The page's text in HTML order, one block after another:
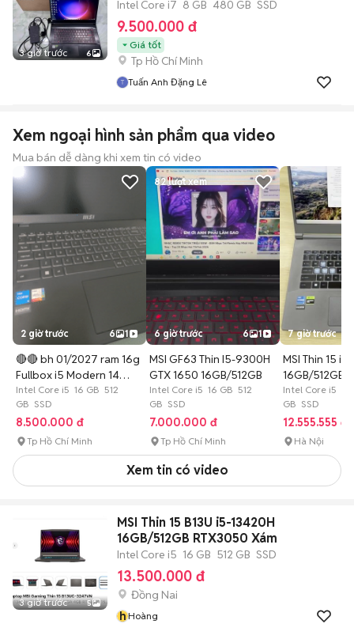
3 giờ trước 6
Intel Core i7 8 GB 480 GB SSD
9.500.000 đ
Giá tốt
Tp Hồ Chí Minh
Tuấn Anh Đặng Lê
Xem ngoại hình sản phẩm qua video
Mua bán dễ dàng khi xem tin có video
2 giờ trước 6 1
🔴🔴 bh 01/2027 ram 16g
Fullbox i5 Modern 14
c12mo
Intel Core i5 16 GB 512
GB SSD
8.500.000 đ
Tp Hồ Chí Minh
82lượt xem
6 giờ trước 6 1
MSI GF63 Thin I5-9300H
GTX 1650 16GB/512GB
Intel Core i5 16 GB 512
GB SSD
7.000.000 đ
Tp Hồ Chí Minh
7 giờ trước
MSI Thin 15
16GB/512GB
Intel Core i5 16
GB SSD
12.555.555 đ
Hà Nội
Xem tin có video
3 giờ trước 5
MSI Thin 15 B13U i5-13420H
16GB/512GB RTX3050 Xám
Intel Core i5 16 GB 512 GB SSD
13.500.000 đ
Đồng Nai
hHoàng